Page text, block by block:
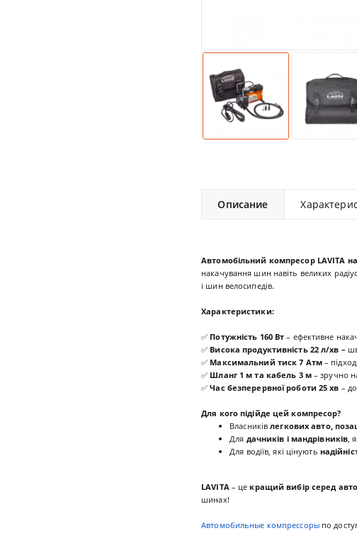
Описание
Автомобільний компресор LAVITA
накачування шин навіть великих
і шин велосипедів.
Характеристики:
✅ Потужність 160 Вт – ефективне
✅ Висока продуктивність 22 л/хв –
✅ Максимальний тиск 7 Атм–
✅ Шланг 1 м та кабель 3 м– зручно
✅Час безперервної роботи 25 хв –
Для кого підійде цей компресор?
Власниківлегкових авто,
Для дачників і мандрівників,
Для водіїв, які цінують
LAVITA – цекращий вибір серед
шинах!
Автомобильные компрессорыпо